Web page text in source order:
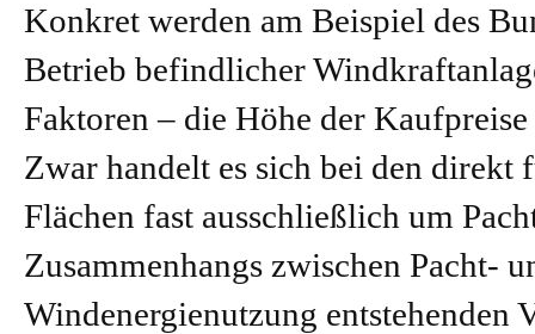
Konkret werden am Beispiel des
Betrieb befindlicher
Faktoren – die Höhe der
Zwar handelt es sich bei den direkt
Flächen fast ausschließlich um
Zusammenhangs zwischen Pacht-
Windenergienutzung entstehenden